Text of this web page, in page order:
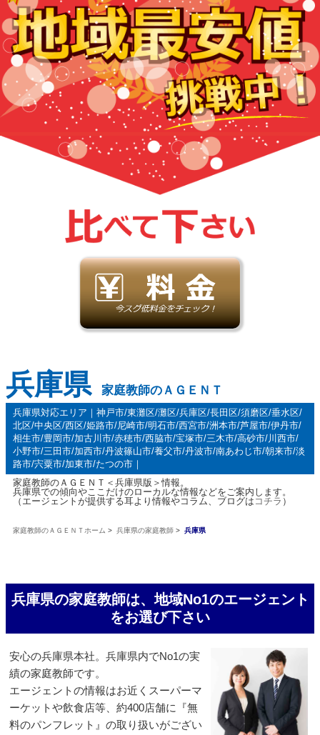
兵庫県 家庭教師のＡＧＥＮＴ
兵庫県対応エリア｜神戸市/東灘区/灘区/兵庫区/長田区/須磨区/垂水区/
北区/中央区/西区/姫路市/尼崎市/明石市/西宮市/洲本市/芦屋市/伊丹市/
相生市/豊岡市/加古川市/赤穂市/西脇市/宝塚市/三木市/高砂市/川西市/
小野市/三田市/加西市/丹波篠山市/養父市/丹波市/南あわじ市/朝来市/淡
路市/宍粟市/加東市/たつの市｜
家庭教師のＡＧＥＮＴ＜兵庫県版＞情報。
兵庫県での傾向やここだけのローカルな情報などをご案内します。
（エージェントが提供する耳より情報やコラム、ブログは コチラ ）
家庭教師のＡＧＥＮＴホーム > 兵庫県の家庭教師 > 兵庫県
兵庫県の家庭教師は、地域No1のエージェント
をお選び下さい
安心の兵庫県本社。兵庫県内でNo1の実
績の家庭教師です。
エージェントの情報はお近くスーパーマ
ーケットや飲食店等、約400店舗に『無
料のパンフレット』の取り扱いがござい